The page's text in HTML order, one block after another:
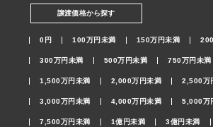
譲渡価格から探す
0円 100万円未満 150万円未満
300万円未満 500万円未満 750万円未満
1,500万円未満 2,000万円未満 2,500万
3,000万円未満 4,000万円未満 5,000万
7,500万円未満 1億円未満 3億円未満